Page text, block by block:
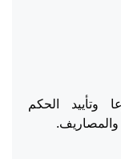
وتأييد الحكم
والمصاريف.